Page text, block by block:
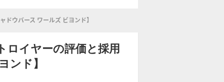
ウバース ワールズ ビヨンド】
ロイヤーの評価と採用
ンド】